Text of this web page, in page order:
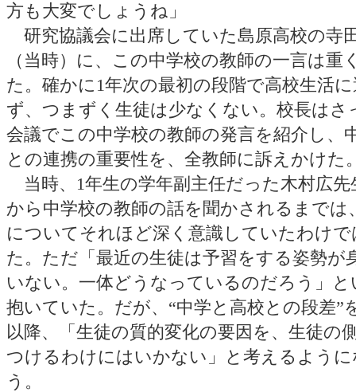
方も大変でしょうね」
研究協議会に出席していた島原高校の寺
（当時）に、この中学校の教師の一言は重
た。確かに1年次の最初の段階で高校生活
ず、つまずく生徒は少なくない。校長はさ
会議でこの中学校の教師の発言を紹介し、
との連携の重要性を、全教師に訴えかけた
当時、1年生の学年副主任だった木村広先
から中学校の教師の話を聞かされるまでは
についてそれほど深く意識していたわけ
た。ただ「最近の生徒は予習をする姿勢が
いない。一体どうなっているのだろう」と
抱いていた。だが、“中学と高校との段差”
以降、「生徒の質的変化の要因を、生徒の
つけるわけにはいかない」と考えるよう
う。